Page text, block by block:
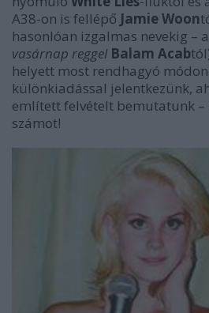
A38-on is fellépő Jamie Woon
hasonlóan izgalmas nevekig –
vasárnap reggel Balam Acab
helyett most rendhagyó módon
különkiadással jelentkezünk,
említett felvételt bemutatunk –
számot!